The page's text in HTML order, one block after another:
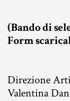
(Bando di
Form
Direzione
Valentina